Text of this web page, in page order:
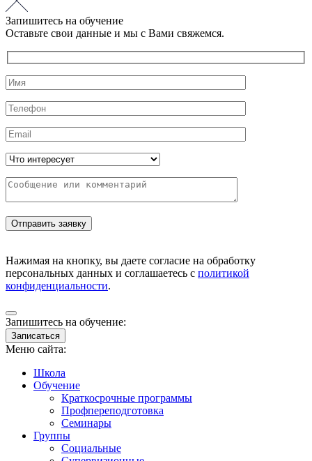
Запишитесь на обучение
Оставьте свои данные и мы с Вами свяжемся.
Нажимая на кнопку, вы даете согласие на обработку
персональных данных и соглашаетесь с политикой
конфиденциальности.
Запишитесь на обучение:
Записаться
Меню сайта:
Школа
Обучение
Краткосрочные программы
Профпереподготовка
Семинары
Группы
Социальные